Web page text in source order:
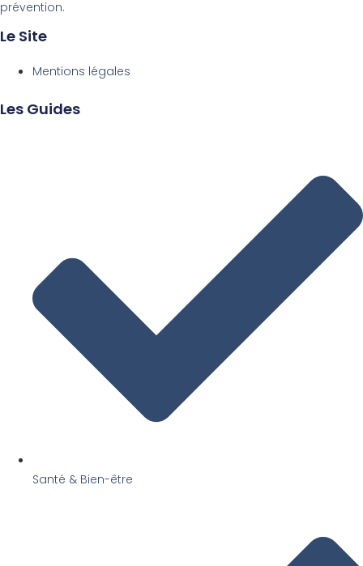
prévention.
Le Site
Mentions légales
Les Guides
Santé & Bien-être